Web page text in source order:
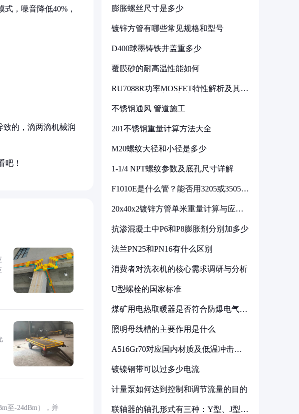
，噪音降低40%，
致的，滴两滴机械润
吧！
至-24dBm），并
膨胀螺丝尺寸是多少
镀锌方管有哪些常见规格和型号
D400球墨铸铁井盖重多少
覆膜砂的耐高温性能如何
RU7088R功率MOSFET特性解析及其在
不锈钢通风 管道施工
201不锈钢重量计算方法大全
M20螺纹大径和小径是多少
1-1/4 NPT螺纹参数及底孔尺寸详解
F1010E是什么管？能否用3205或3505代
20x40x2镀锌方管单米重量计算与应用
抗渗混凝土中P6和P8膨胀剂分别加多少
法兰PN25和PN16有什么区别
消费者对洗衣机的核心需求调研与分析
U型螺栓的国家标准
煤矿用电热取暖器是否符合防爆电气设
照明母线槽的主要作用是什么
A516Gr70对应国内材质及低温冲击要
镀镍钢带可以过多少电流
计量泵如何达到控制和调节流量的目的
联轴器的轴孔形式有三种：Y型、J型、